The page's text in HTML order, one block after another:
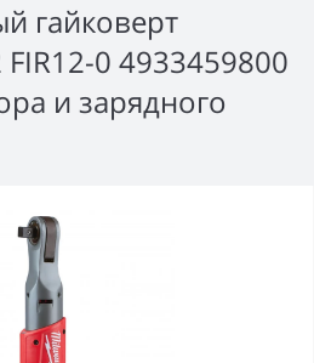
гайковерт
0 4933459800
и зарядного